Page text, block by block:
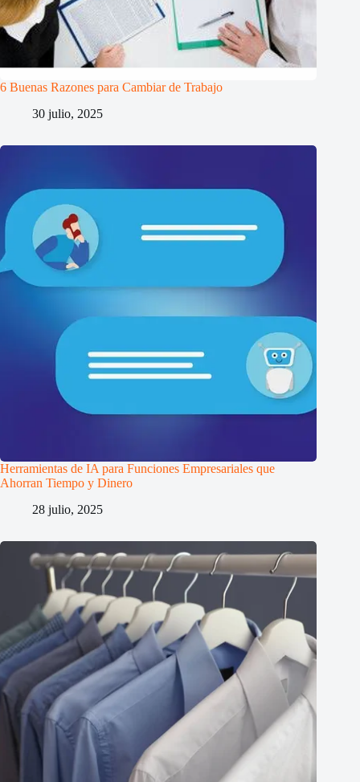
6 Buenas Razones para Cambiar de Trabajo
30 julio, 2025
Herramientas de IA para Funciones Empresariales que
Ahorran Tiempo y Dinero
28 julio, 2025